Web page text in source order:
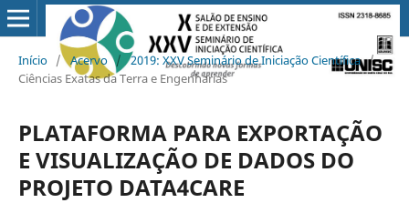
Início / Acervo / 2019: XXV Seminário de Iniciação Científica /
Ciências Exatas da Terra e Engenharias
PLATAFORMA PARA EXPORTAÇÃO
E VISUALIZAÇÃO DE DADOS DO
PROJETO DATA4CARE